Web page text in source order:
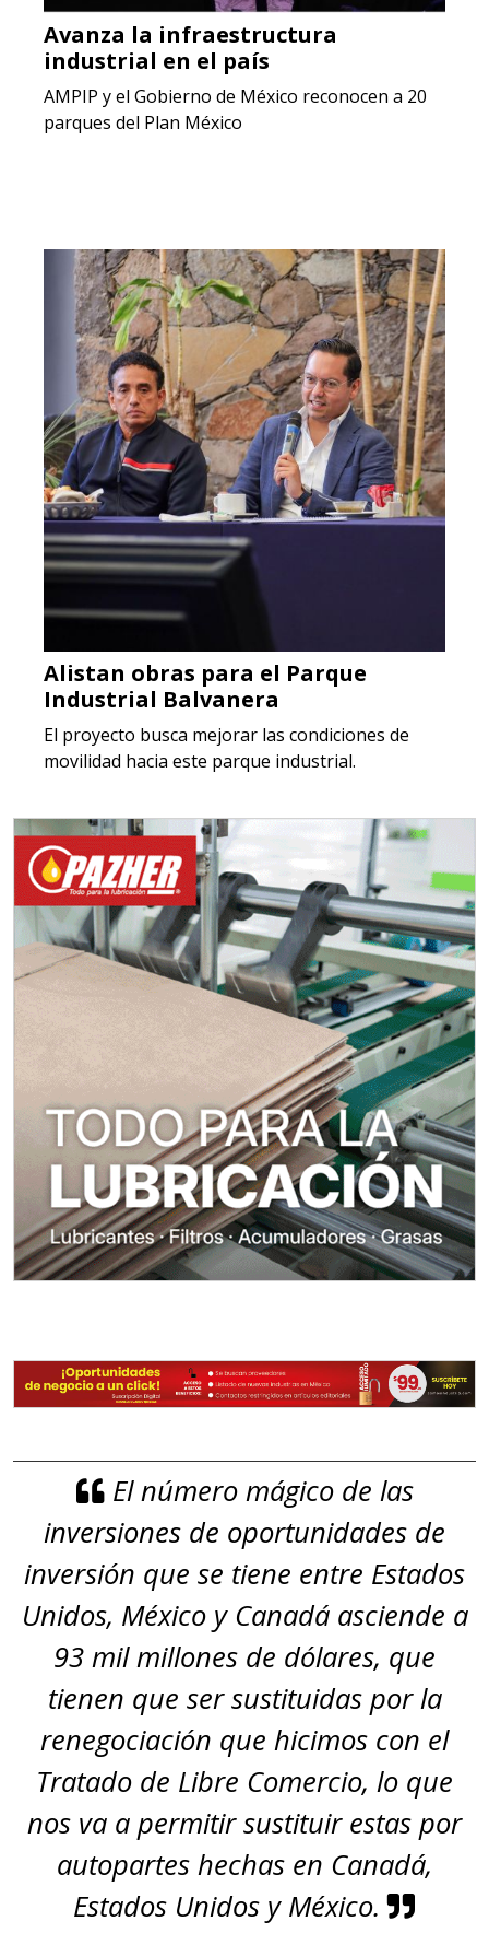
Avanza la infraestructura
industrial en el país
AMPIP y el Gobierno de México reconocen a 20
parques del Plan México
Alistan obras para el Parque
Industrial Balvanera
El proyecto busca mejorar las condiciones de
movilidad hacia este parque industrial.
El número mágico de las
inversiones de oportunidades de
inversión que se tiene entre Estados
Unidos, México y Canadá asciende a
93 mil millones de dólares, que
tienen que ser sustituidas por la
renegociación que hicimos con el
Tratado de Libre Comercio, lo que
nos va a permitir sustituir estas por
autopartes hechas en Canadá,
Estados Unidos y México.